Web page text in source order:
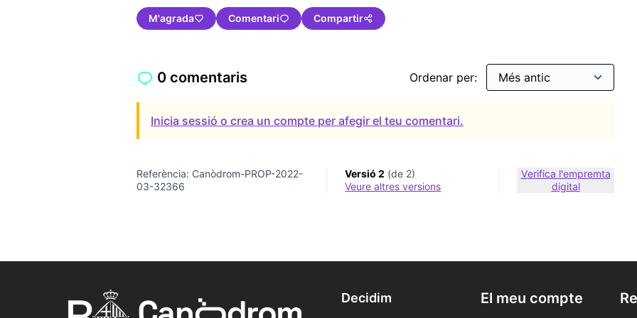
M'agrada Comentari Compartir
0 comentaris Ordenar per:
Inicia sessió o crea un compte per afegir el teu comentari.
Referència: Canòdrom-PROP-2022-
03-32366
Versió 2 (de 2)
veure altres versions
Verifica l'empremta
digital
Decidim El meu compte